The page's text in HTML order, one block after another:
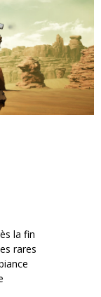
la fin
rares